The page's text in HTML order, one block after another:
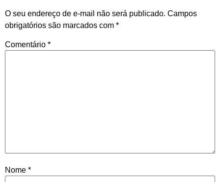
O seu endereço de e-mail não será publicado. Campos
obrigatórios são marcados com *
Comentário *
Nome *